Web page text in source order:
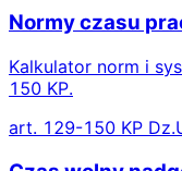
Normy czasu
Kalkulator norm i
150 KP.
art. 129-150 KP